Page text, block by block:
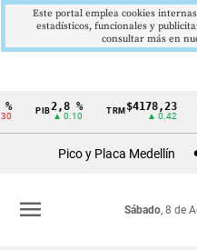
Cintillo
Colombia
PIB2,8 %
▲ 0.10
TRM$4178,23
▲ 0.42
Pico y Placa Medellín
Sábado, 8 de
menu
Este portal emplea cookies
estadísticos, funcionales y
consultar más en